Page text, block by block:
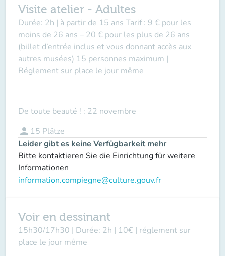
Visite atelier - Adultes
Durée: 2h | à partir de 15 ans Tarif : 9 € pour les
moins de 26 ans – 20 € pour les plus de 26 ans
(billet d’entrée inclus et vous donnant accès aux
autres musées) 15 personnes maximum |
Réglement sur place le jour même
De toute beauté ! : 22 novembre
person 15 Plätze
Leider gibt es keine Verfügbarkeit mehr
Bitte kontaktieren Sie die Einrichtung für weitere
Informationen
information.compiegne@culture.gouv.fr
Voir en dessinant
15h30/17h30 | Durée: 2h | 10€ | réglement sur
place le jour même